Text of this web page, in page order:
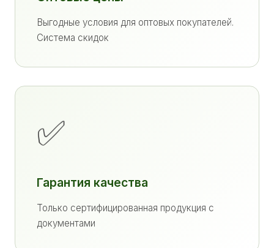
Выгодные условия для оптовых покупателей.
Система скидок
✅
Гарантия качества
Только сертифицированная продукция с
документами